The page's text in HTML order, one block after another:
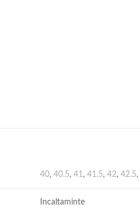
40,40.5,41,41.5,42,42.5
Incaltaminte